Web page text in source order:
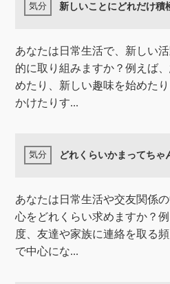
新しいことにどれだけ積
あなたは日常生活で、新しい
的に取り組みますか？例えば
めたり、新しい趣味を始めた
かけたりす...
どれくらいかまってちゃ
あなたは日常生活や交友関係
心をどれくらい求めますか？
度、友達や家族に連絡を取る
で中心にな...